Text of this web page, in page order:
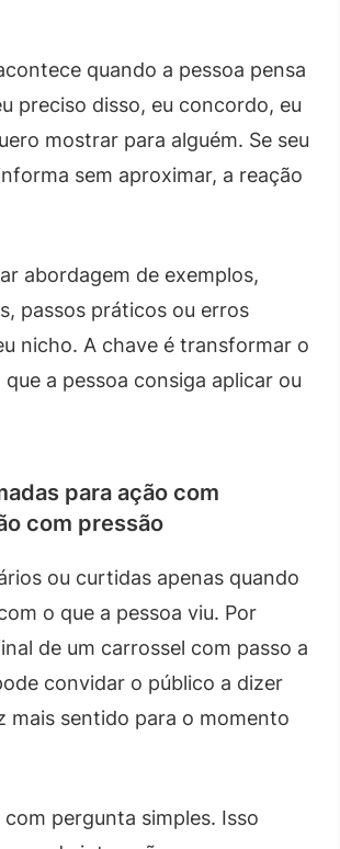
quando a pessoa pensa
preciso disso, eu concordo, eu
mostrar para alguém. Se seu
sem aproximar, a reação
abordagem de exemplos,
passos práticos ou erros
nicho. A chave é transformar o
a pessoa consiga aplicar ou
para ação com
com pressão
ou curtidas apenas quando
o que a pessoa viu. Por
de um carrossel com passo a
convidar o público a dizer
mais sentido para o momento
com pergunta simples. Isso